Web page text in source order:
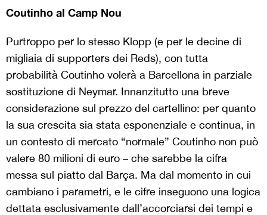
Coutinho al Camp Nou
Purtroppo per lo stesso Klopp (e per le decine di
migliaia di supporters dei Reds), con tutta
probabilità Coutinho volerà a Barcellona in parziale
sostituzione di Neymar. Innanzitutto una breve
considerazione sul prezzo del cartellino: per quanto
la sua crescita sia stata esponenziale e continua, in
un contesto di mercato “normale” Coutinho non può
valere 80 milioni di euro – che sarebbe la cifra
messa sul piatto dal Barça. Ma dal momento in cui
cambiano i parametri, e le cifre inseguono una logica
dettata esclusivamente dall’accorciarsi dei tempi e